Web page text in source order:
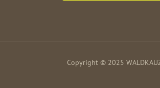
Copyright © 2025